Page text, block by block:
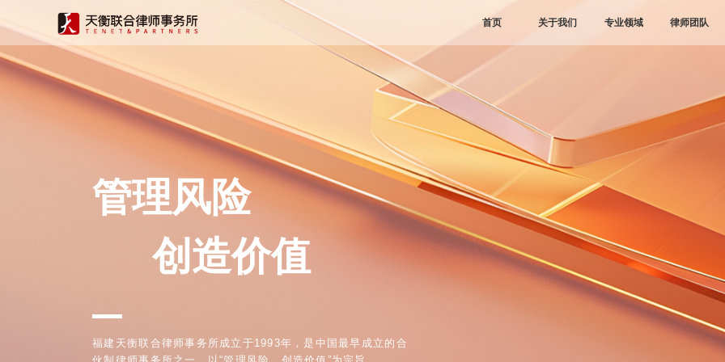
首页 关于我们 专业领域 律师团队
管理风险
创造价值
一
福建天衡联合律师事务所成立于1993年，是中国最早成立的合